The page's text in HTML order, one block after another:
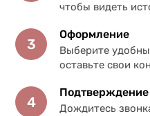
чтобы видеть
3
Оформление
Выберите
оставьте свои
4
Подтверждение
Дождитесь